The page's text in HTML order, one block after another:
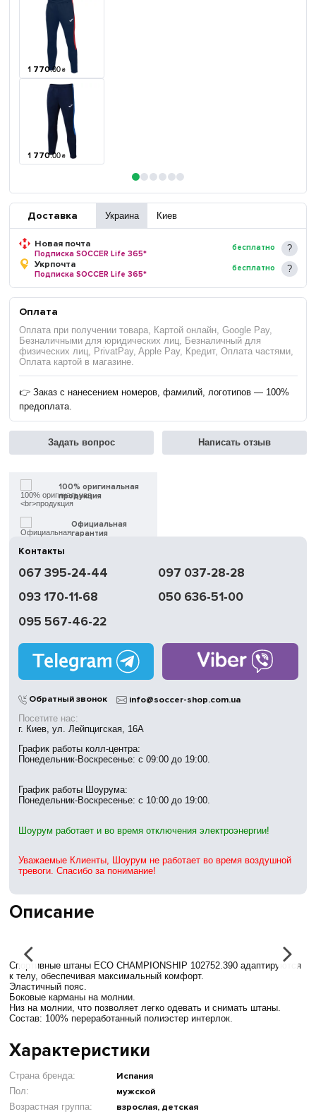
1 770.00 ₴
1 770.00 ₴
Доставка Украина Киев
Новая почта
Подписка SOCCER Life 365*
бесплатно
Укрпочта
Подписка SOCCER Life 365*
бесплатно
Оплата
Оплата при получении товара, Картой онлайн, Google Pay,
Безналичными для юридических лиц, Безналичный для
физических лиц, PrivatPay, Apple Pay, Кредит, Оплата частями,
Оплата картой в магазине.
👉 Заказ с нанесением номеров, фамилий, логотипов — 100%
предоплата.
Задать вопрос Написать отзыв
100% оригинальная
продукция
Официальная
гарантия
доставка
Обмен | Возвращение
без выходных
в Киеве
Описание
Спортивные штаны ECO CHAMPIONSHIP 102752.390 адаптируются
к телу, обеспечивая максимальный комфорт.
Эластичный пояс.
Боковые карманы на молнии.
Низ на молнии, что позволяет легко одевать и снимать штаны.
Состав: 100% переработанный полиэстер интерлок.
Характеристики
Страна бренда: Испания
Пол: мужской
Возрастная группа: взрослая, детская
Контакты
067 395-24-44
097 037-28-28
093 170-11-68
050 636-51-00
095 567-46-22
Обратный звонок info@soccer-shop.com.ua
Посетите нас:
г. Киев, ул. Лейпцигская, 16А
График работы колл-центра:
Понедельник-Воскресенье: с 09:00 до 19:00.
График работы Шоурума:
Понедельник-Воскресенье: с 10:00 до 19:00.
Шоурум работает и во время отключения электроэнергии!
Уважаемые Клиенты, Шоурум не работает во время воздушной
тревоги. Спасибо за понимание!